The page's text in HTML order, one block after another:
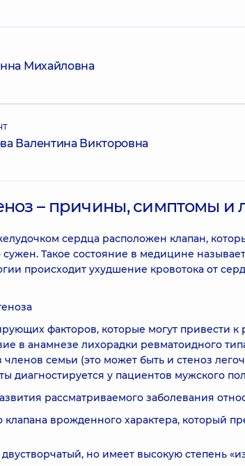
Михайловна
Валентина Викторовна
– причины, симптомы и
сердца расположен клапан,
Такое состояние в медицине
происходит ухудшение кровотока от
факторов, которые могут привести
в анамнезе лихорадки ревматоидного
членов семьи (это может быть и стеноз
диагностируется у пациентов мужского
рассматриваемого заболевания
клапана врожденного характера, который
но имеет высокую степень